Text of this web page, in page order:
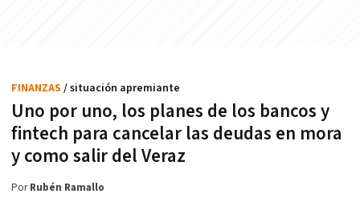
Uno por uno, los planes de los bancos y
fintech para cancelar las deudas en mora
y como salir del Veraz
FINANZAS / situación apremiante
PorRubén Ramallo